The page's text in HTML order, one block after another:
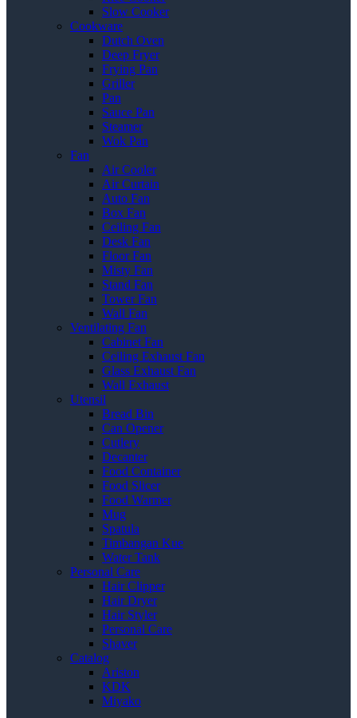
Slow Cooker
Cookware
Dutch Oven
Deep Fryer
Frying Pan
Griller
Pan
Sauce Pan
Steamer
Wok Pan
Fan
Air Cooler
Air Curtain
Auto Fan
Box Fan
Ceiling Fan
Desk Fan
Floor Fan
Misty Fan
Stand Fan
Tower Fan
Wall Fan
Ventilating Fan
Cabinet Fan
Ceiling Exhaust Fan
Glass Exhaust Fan
Wall Exhaust
Utensil
Bread Bin
Can Opener
Cutlery
Decanter
Food Container
Food Slicer
Food Warmer
Mug
Spatula
Timbangan Kue
Water Tank
Personal Care
Hair Clipper
Hair Dryer
Hair Styler
Personal Care
Shaver
Catalog
Ariston
KDK
Miyako